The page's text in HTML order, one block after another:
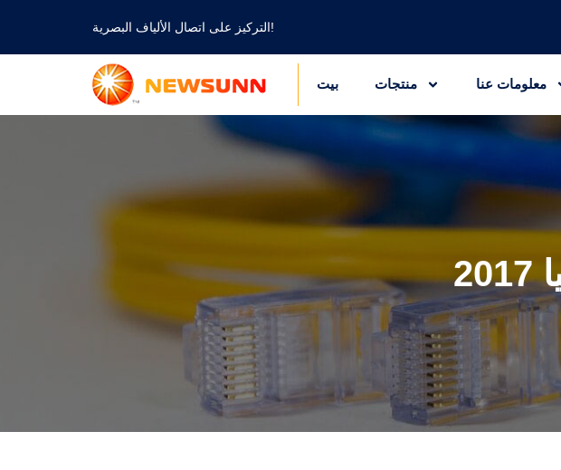
التركيز على اتصال الألياف البصرية!
بيت منتجات معلومات عنا